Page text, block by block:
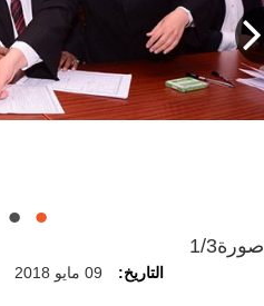
صورة1/3
التاريخ: 09 مايو 2018